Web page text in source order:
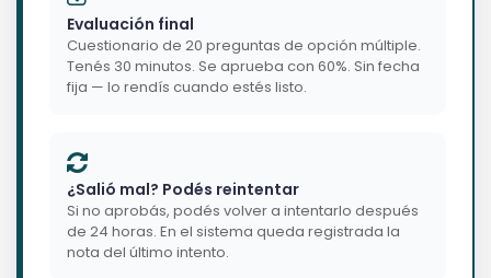
Evaluación final
Cuestionario de 20 preguntas de opción múltiple.
Tenés 30 minutos. Se aprueba con 60%. Sin fecha
fija — lo rendís cuando estés listo.
¿Salió mal? Podés reintentar
Si no aprobás, podés volver a intentarlo después
de 24 horas. En el sistema queda registrada la
nota del último intento.